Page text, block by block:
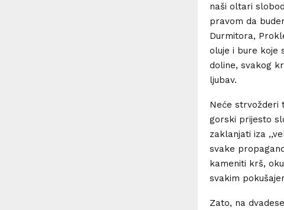
naši oltari
pravom da
Durmitora,
oluje i bure koje
doline, svakog
ljubav.
Neće strvožderi
gorski prijesto
zaklanjati iza
svake
kameniti krš,
svakim
Zato, na